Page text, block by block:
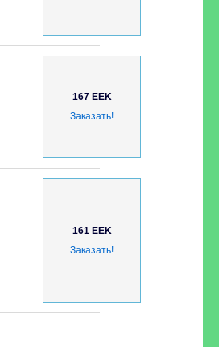
167 EEK
Заказать!
161 EEK
Заказать!